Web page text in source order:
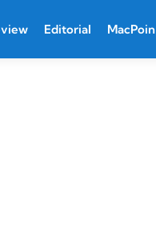
Editorial MacPoin